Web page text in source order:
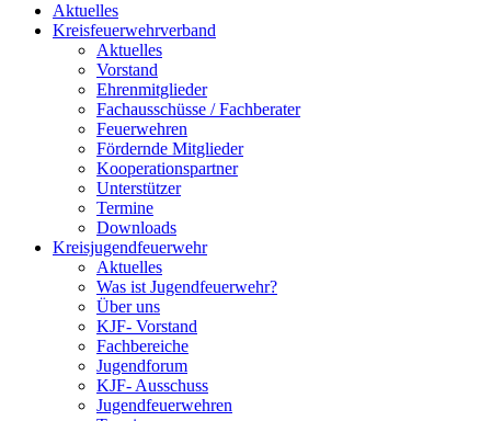
Aktuelles
Kreisfeuerwehrverband
Aktuelles
Vorstand
Ehrenmitglieder
Fachausschüsse / Fachberater
Feuerwehren
Fördernde Mitglieder
Kooperationspartner
Unterstützer
Termine
Downloads
Kreisjugendfeuerwehr
Aktuelles
Was ist Jugendfeuerwehr?
Über uns
KJF- Vorstand
Fachbereiche
Jugendforum
KJF- Ausschuss
Jugendfeuerwehren